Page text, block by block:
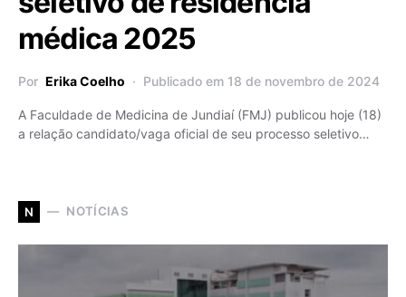
médica 2025
Por Erika Coelho Publicado em 18 de novembro de 2024
A Faculdade de Medicina de Jundiaí (FMJ) publicou hoje (18)
a relação candidato/vaga oficial de seu processo seletivo…
N NOTÍCIAS